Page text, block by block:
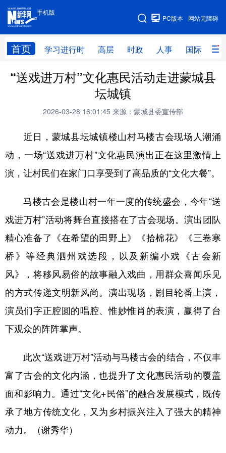
手机版
网站无障碍
PC版本
首页 学习进行时 高层 时政 人事 国际 财
手机版
网站地图
学习进行时 高层 时政 人事
全球连线
科技 科创 量子 体育
文化 书画 健康 军事
法律 中央文件 金融 汽车
食品 人居 信息化 数字经济
学术中国 乡村振兴
彩票 娱乐 时尚 悦读
公益 一带一路 亚太网 上市公司
文化产业
地方频道
北京 天津 河北 山西
辽宁 吉林 上海 江苏
浙江
“送戏进万村”文化惠民活动走进蒙城县
坛城镇
2026-03-28 16:01:45 来源：蒙城县委宣传部
近日，蒙城县坛城镇楼山村马楼古会现场人潮涌
动，一场“送戏进万村”文化惠民演出正在这里激情上
演，让村民们在家门口享受到了高品质的“文化大餐”。
马楼古会是楼山村一年一度的传统盛会，今年“送
戏进万村”活动将舞台直接搭在了古会现场。演出团队
精心准备了《在希望的田野上》《拾棉花》《三卷寒
桥》等经典泗州戏选段，以及新编小戏《古会新
风》，将移风易俗的故事融入戏曲，用群众喜闻乐见
的方式传递文明新风尚。演出现场，剧目轮番上演，
演员们字正腔圆的唱腔、惟妙惟肖的表演，赢得了台
下观众的阵阵掌声。
此次“送戏进万村”活动与马楼古会的结合，不仅丰
富了古会的文化内涵，也提升了文化惠民活动的覆盖
面和影响力。通过“文化+民俗”的融合发展模式，既传
承了地方传统文化，又为乡村振兴注入了强大的精神
动力。（谢秀华）